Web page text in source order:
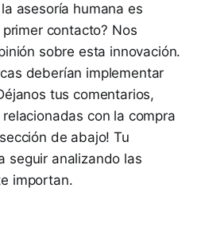
asesoría humana es
contacto? Nos
sobre esta innovación.
deberían implementar
tus comentarios,
con la compra
de abajo! Tu
seguir analizando las
importan.